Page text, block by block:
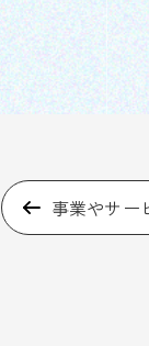
事業やサー